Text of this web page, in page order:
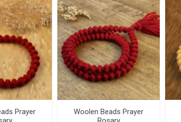
Prayer
Woolen Beads Prayer